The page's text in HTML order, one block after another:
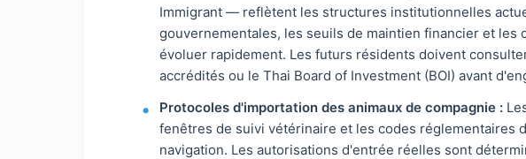
Immigrant — reflètent les structures institutionnelles
gouvernementales, les seuils de maintien financier et les
évoluer rapidement. Les futurs résidents doivent
accrédités ou le Thai Board of Investment (BOI) avant
Protocoles d'importation des animaux de compagnie :
fenêtres de suivi vétérinaire et les codes réglementaires
navigation. Les autorisations d'entrée réelles sont